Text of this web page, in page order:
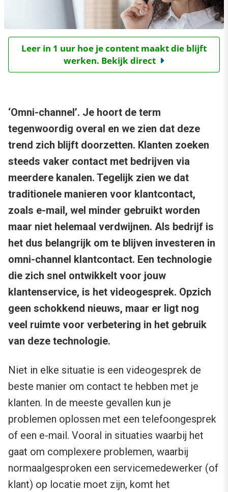
Leer in 1 uur hoe je content maakt die blijft
werken. Bekijk direct
‘Omni-channel’. Je hoort de term
tegenwoordig overal en we zien dat deze
trend zich blijft doorzetten. Klanten zoeken
steeds vaker contact met bedrijven via
meerdere kanalen. Tegelijk zien we dat
traditionele manieren voor klantcontact,
zoals e-mail, wel minder gebruikt worden
maar niet helemaal verdwijnen. Als bedrijf is
het dus belangrijk om te blijven investeren in
omni-channel klantcontact. Een technologie
die zich snel ontwikkelt voor jouw
klantenservice, is het videogesprek. Opzich
geen schokkend nieuws, maar er ligt nog
veel ruimte voor verbetering in het gebruik
van deze technologie.
Niet in elke situatie is een videogesprek de
beste manier om contact te hebben met je
klanten. In de meeste gevallen kun je
problemen oplossen met een telefoongesprek
of een e-mail. Vooral in situaties waarbij het
gaat om complexere problemen, waarbij
normaalgesproken een servicemedewerker (of
klant) op locatie moet zijn, komt het